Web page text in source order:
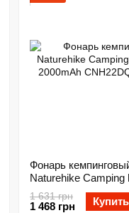
Фонарь
Naturehike Camping
2000mAh
1 631 грн
1 468 грн Купить